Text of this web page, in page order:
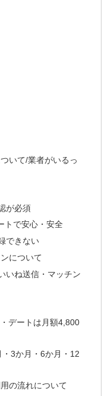
いて/業者がいるっ
が必須
トで安心・安全
できない
について
いね送信・マッチン
デートは月額4,800
・3か月・6か月・12
の流れについて